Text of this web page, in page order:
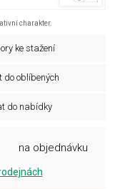
charakter.
ke stažení
do oblíbených
do nabídky
na objednávku